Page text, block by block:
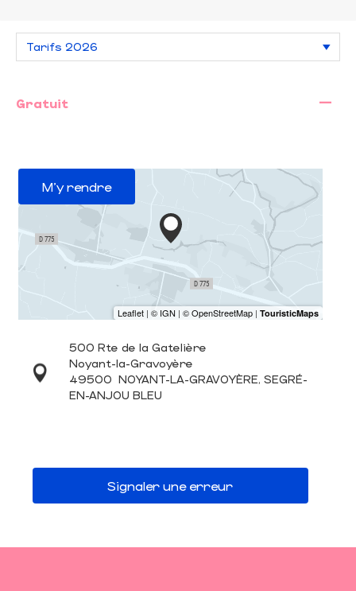
Gratuit —
M'y rendre
500 Rte de la Gatelière
Noyant-la-Gravoyère
49500 NOYANT-LA-GRAVOYÈRE, SEGRÉ-
EN-ANJOU BLEU
Signaler une erreur